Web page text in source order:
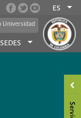
ES
SEDES